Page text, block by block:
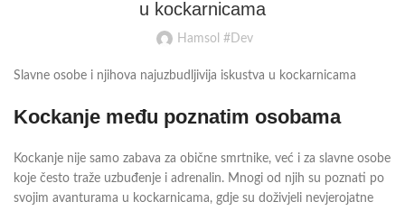
u kockarnicama
Hamsol #Dev
Slavne osobe i njihova najuzbudljivija iskustva u kockarnicama
Kockanje među poznatim osobama
Kockanje nije samo zabava za obične smrtnike, već i za slavne osobe
koje često traže uzbuđenje i adrenalin. Mnogi od njih su poznati po
svojim avanturama u kockarnicama, gdje su doživjeli nevjerojatne